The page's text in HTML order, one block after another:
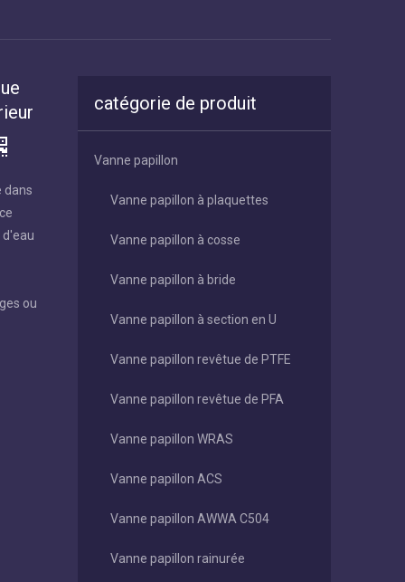
dans
ou
catégorie de produit
Vanne papillon
Vanne papillon à plaquettes
Vanne papillon à cosse
Vanne papillon à bride
Vanne papillon à section en U
Vanne papillon revêtue de PTFE
Vanne papillon revêtue de PFA
Vanne papillon WRAS
Vanne papillon ACS
Vanne papillon AWWA C504
Vanne papillon rainurée